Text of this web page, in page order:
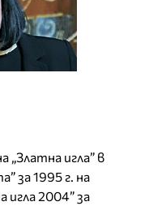
„Златна игла” в
за 1995 г. на
игла 2004” за